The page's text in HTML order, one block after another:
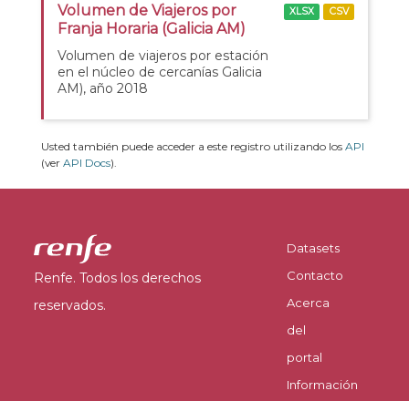
Volumen de Viajeros por
Franja Horaria (Galicia AM)
Volumen de viajeros por estación
en el núcleo de cercanías Galicia
AM), año 2018
XLSX CSV
Usted también puede acceder a este registro utilizando los API
(ver API Docs).
Renfe. Todos los derechos
reservados.
Datasets
Contacto
Acerca
del
portal
Información